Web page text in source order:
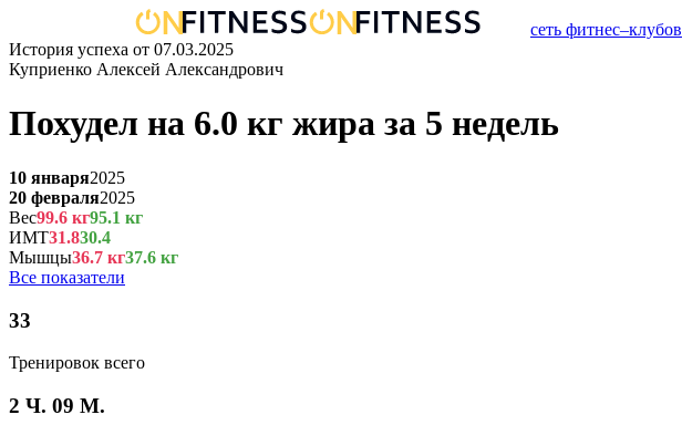
сеть фитнес–клубов
История успеха от 07.03.2025
Куприенко Алексей Александрович
Похудел на 6.0 кг жира за 5 недель
10 января2025
20 февраля2025
Вес99.6 кг95.1 кг
ИМТ31.830.4
Мышцы36.7 кг37.6 кг
Все показатели
33
Тренировок всего
2 Ч. 09 М.